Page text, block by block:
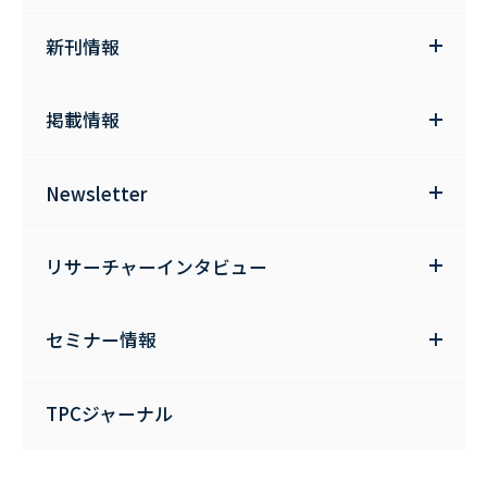
新刊情報
掲載情報
Newsletter
リサーチャーインタビュー
セミナー情報
TPCジャーナル